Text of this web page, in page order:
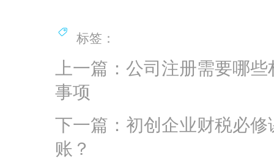
标签：
上一篇：公司注册需要哪
事项
下一篇：初创企业财税必
账？